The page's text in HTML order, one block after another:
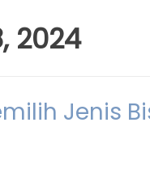
2024
Jenis